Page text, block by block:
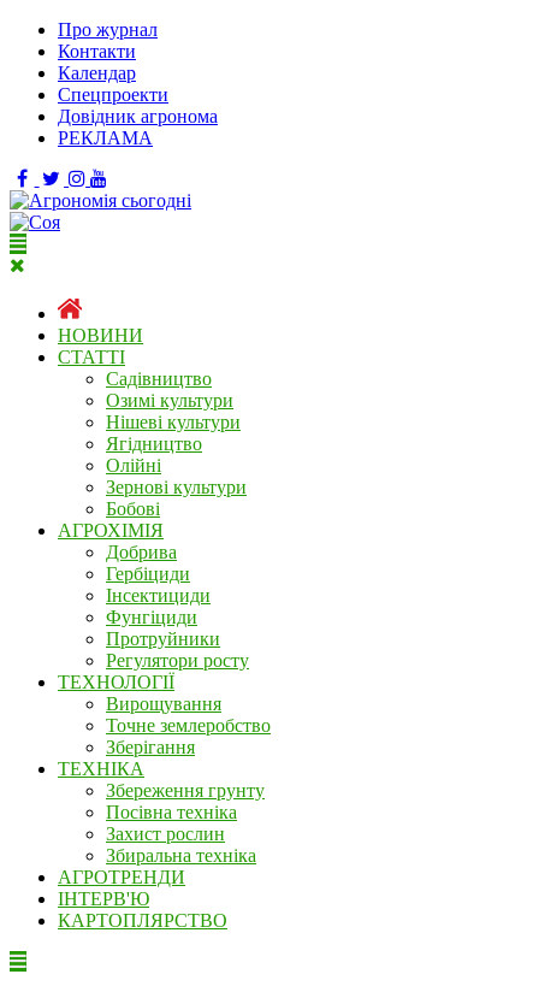
Про журнал
Контакти
Календар
Спецпроекти
Довідник агронома
РЕКЛАМА
НОВИНИ
СТАТТІ
Садівництво
Озимі культури
Нішеві культури
Ягідництво
Олійні
Зернові культури
Бобові
АГРОХІМІЯ
Добрива
Гербіциди
Інсектициди
Фунгіциди
Протруйники
Регулятори росту
ТЕХНОЛОГІЇ
Вирощування
Точне землеробство
Зберігання
ТЕХНІКА
Збереження грунту
Посівна техніка
Захист рослин
Збиральна техніка
АГРОТРЕНДИ
ІНТЕРВ'Ю
КАРТОПЛЯРСТВО